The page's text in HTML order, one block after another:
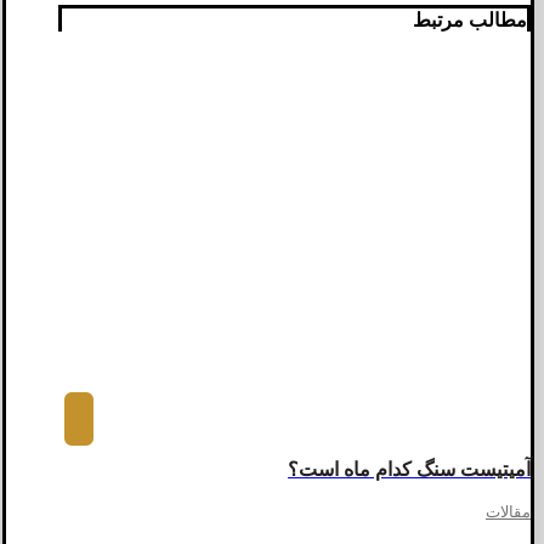
مطالب مرتبط
آمیتیست سنگ کدام ماه است؟
مقالات